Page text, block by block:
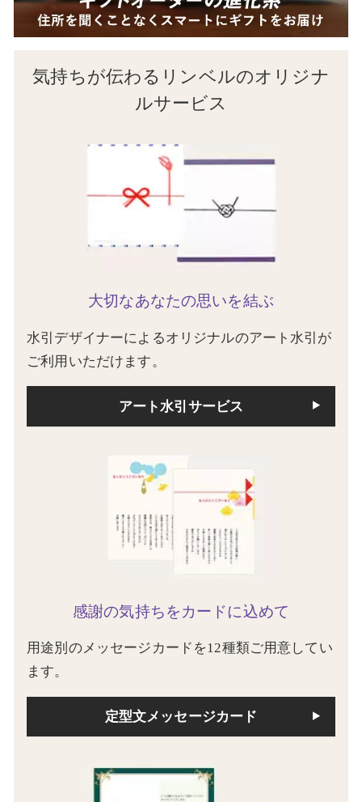
気持ちが伝わるリンベルのオリジナ
ルサービス
大切なあなたの思いを結ぶ
水引デザイナーによるオリジナルのアート水引が
ご利用いただけます。
アート水引サービス
感謝の気持ちをカードに込めて
用途別のメッセージカードを12種類ご用意してい
ます。
定型文メッセージカード